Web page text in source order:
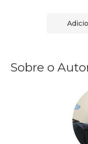
Sobre o